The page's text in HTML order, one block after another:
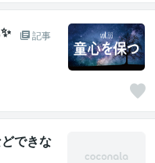
真面目になりすぎない為に٩( ᐛ )و✨
記事
できな